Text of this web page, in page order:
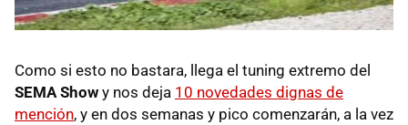
Como si esto no bastara, llega el tuning extremo del
SEMA Show y nos deja 10 novedades dignas de
mención, y en dos semanas y pico comenzarán, a la vez